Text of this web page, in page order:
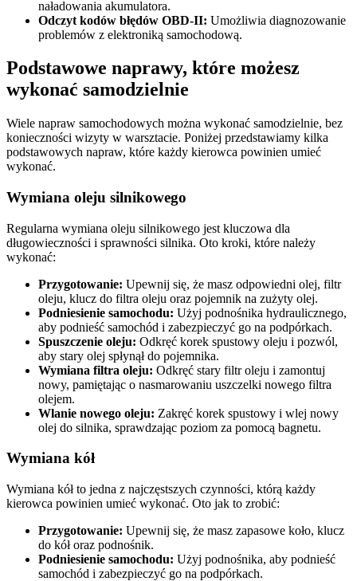
naładowania akumulatora.
Odczyt kodów błędów OBD-II: Umożliwia diagnozowanie
problemów z elektroniką samochodową.
Podstawowe naprawy, które możesz
wykonać samodzielnie
Wiele napraw samochodowych można wykonać samodzielnie, bez
konieczności wizyty w warsztacie. Poniżej przedstawiamy kilka
podstawowych napraw, które każdy kierowca powinien umieć
wykonać.
Wymiana oleju silnikowego
Regularna wymiana oleju silnikowego jest kluczowa dla
długowieczności i sprawności silnika. Oto kroki, które należy
wykonać:
Przygotowanie: Upewnij się, że masz odpowiedni olej, filtr
oleju, klucz do filtra oleju oraz pojemnik na zużyty olej.
Podniesienie samochodu: Użyj podnośnika hydraulicznego,
aby podnieść samochód i zabezpieczyć go na podpórkach.
Spuszczenie oleju: Odkręć korek spustowy oleju i pozwól,
aby stary olej spłynął do pojemnika.
Wymiana filtra oleju: Odkręć stary filtr oleju i zamontuj
nowy, pamiętając o nasmarowaniu uszczelki nowego filtra
olejem.
Wlanie nowego oleju: Zakręć korek spustowy i wlej nowy
olej do silnika, sprawdzając poziom za pomocą bagnetu.
Wymiana kół
Wymiana kół to jedna z najczęstszych czynności, którą każdy
kierowca powinien umieć wykonać. Oto jak to zrobić:
Przygotowanie: Upewnij się, że masz zapasowe koło, klucz
do kół oraz podnośnik.
Podniesienie samochodu: Użyj podnośnika, aby podnieść
samochód i zabezpieczyć go na podpórkach.